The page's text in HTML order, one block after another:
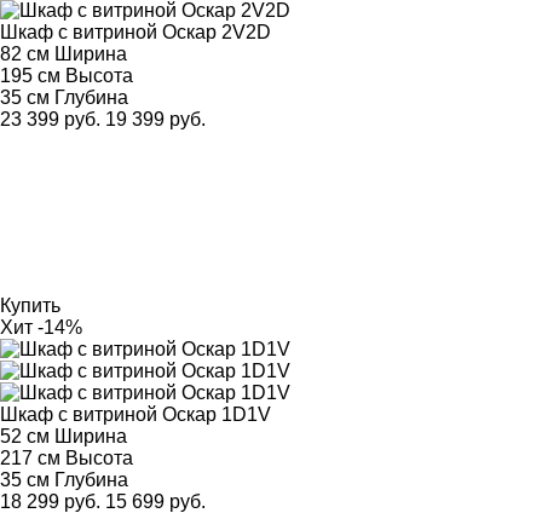
Шкаф с витриной Оскар 2V2D
82 см Ширина
195 см Высота
35 см Глубина
23 399 руб. 19 399 руб.
Купить
Хит -14%
Шкаф с витриной Оскар 1D1V
52 см Ширина
217 см Высота
35 см Глубина
18 299 руб. 15 699 руб.